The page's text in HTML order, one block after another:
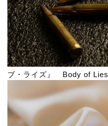
ブ・ライズ』 Body of Lies